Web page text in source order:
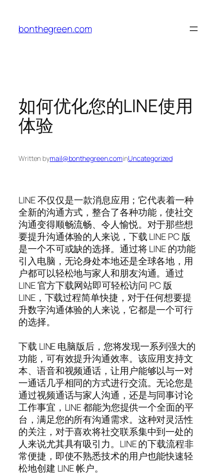
content
bonthegreen.com
如何优化您的LINE使用
体验
Written bymail@bonthegreen.cominUncategorized
LINE 不仅仅是一款消息应用；它代表着一种
全新的沟通方式，整合了各种功能，使社交
沟通变得顺畅流畅、令人愉悦。对于那些想
要提升沟通体验的人来说，下载 LINE PC 版
是一个不可或缺的选择。通过将 LINE 的功能
引入电脑，无论身处本地还是全球各地，用
户都可以轻松地与家人和朋友沟通。通过
LINE 官方下载网站即可轻松访问 PC 版
LINE，下载过程简单快捷，对于任何想要提
升数字沟通体验的人来说，它都是一个可行
的选择。
下载 LINE 电脑版后，您将发现一系列强大的
功能，可有效提升沟通效率。该应用支持文
本、语音和视频通话，让用户能够以与一对
一通话几乎相同的方式进行交流。无论您是
通过视频通话与家人沟通，还是与同事讨论
工作事宜，LINE 都能为您提供一个全面的平
台，满足您的所有沟通需求。这种对灵活性
的关注，对于喜欢将社交联系集中到一处的
人来说尤其具有吸引力。LINE 的下载流程非
常便捷，即使不熟悉技术的用户也能快速轻
松地创建 LINE 帐户。